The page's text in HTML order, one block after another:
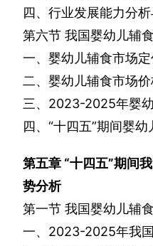
四、行业发展能力分析
第六节 我国婴幼儿辅
一、婴幼儿辅食市场定
二、婴幼儿辅食市场
三、 2023-2025年婴
四、“十四五”期间婴
第五章 “十四五”期间
势分析
第一节 我国婴幼儿辅
一、 2023-2025年我